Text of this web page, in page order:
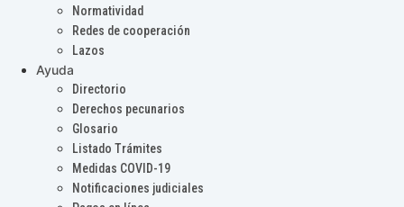
Normatividad
Redes de cooperación
Lazos
Ayuda
Directorio
Derechos pecunarios
Glosario
Listado Trámites
Medidas COVID-19
Notificaciones judiciales